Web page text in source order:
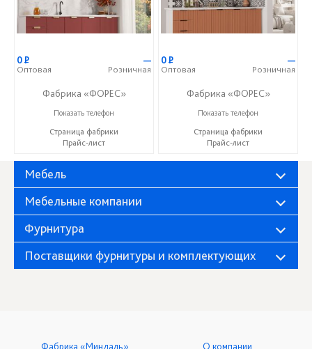
0Р
Оптовая
—
Розничная
Фабрика «ФОРЕС»
+7 (8412) 73-85-16
Показать телефон
Страница фабрики
Прайс-лист
0Р
Оптовая
—
Розничная
Фабрика «ФОРЕС»
+7 (8412) 73-85-16
Показать телефон
Страница фабрики
Прайс-лист
Мебель
Мебельные компании
Фурнитура
Поставщики фурнитуры и комплектующих
Фабрика «Миндаль» О компании